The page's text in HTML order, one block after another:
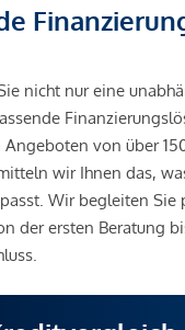
nicht nur eine
von über
wir Ihnen das,
Wir begleiten Sie
der ersten Beratung